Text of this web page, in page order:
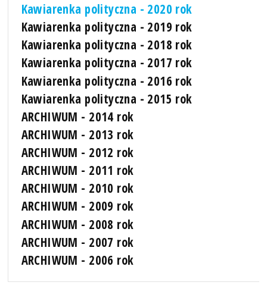
Kawiarenka polityczna - 2020 rok
Kawiarenka polityczna - 2019 rok
Kawiarenka polityczna - 2018 rok
Kawiarenka polityczna - 2017 rok
Kawiarenka polityczna - 2016 rok
Kawiarenka polityczna - 2015 rok
ARCHIWUM - 2014 rok
ARCHIWUM - 2013 rok
ARCHIWUM - 2012 rok
ARCHIWUM - 2011 rok
ARCHIWUM - 2010 rok
ARCHIWUM - 2009 rok
ARCHIWUM - 2008 rok
ARCHIWUM - 2007 rok
ARCHIWUM - 2006 rok